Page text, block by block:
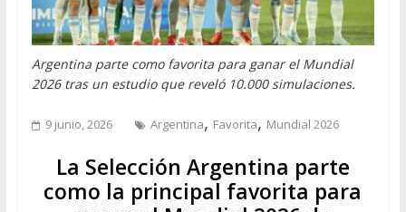
Argentina parte como favorita para ganar el Mundial
2026 tras un estudio que reveló 10.000 simulaciones.
9 junio, 2026 Argentina, Favorita, Mundial 2026
La Selección Argentina parte
como la principal favorita para